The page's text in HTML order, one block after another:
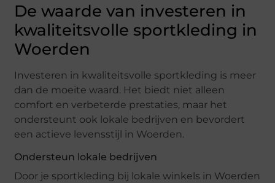
De waarde van investeren in
kwaliteitsvolle sportkleding in
Woerden
Investeren in kwaliteitsvolle sportkleding is meer
dan de moeite waard. Het biedt niet alleen
comfort en verbeterde prestaties, maar het
ondersteunt ook lokale bedrijven en bevordert
een actieve levensstijl in Woerden.
Ondersteun lokale bedrijven
Door je sportkleding bij lokale winkels in Woerden